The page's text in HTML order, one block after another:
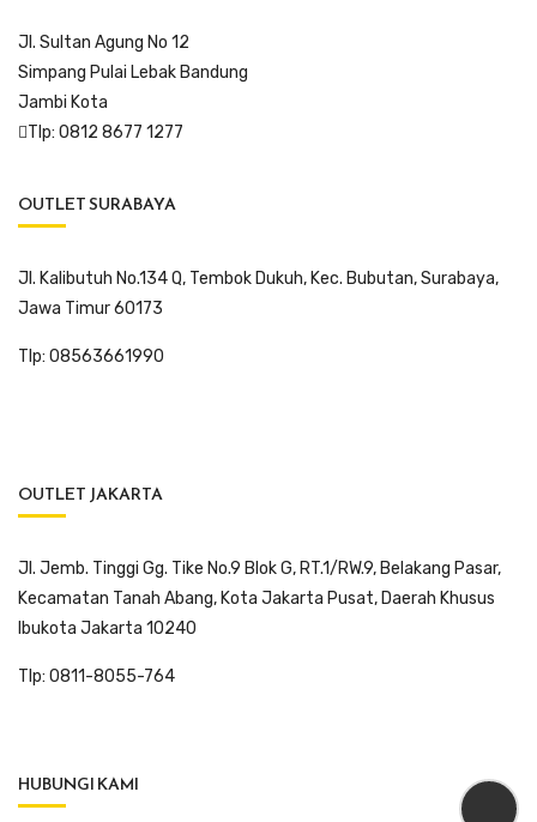
Jl. Sultan Agung No 12
Simpang Pulai Lebak Bandung
Jambi Kota
Tlp: 0812 8677 1277
OUTLET SURABAYA
Jl. Kalibutuh No.134 Q, Tembok Dukuh, Kec. Bubutan, Surabaya,
Jawa Timur 60173
Tlp: 08563661990
OUTLET JAKARTA
Jl. Jemb. Tinggi Gg. Tike No.9 Blok G, RT.1/RW.9, Belakang Pasar,
Kecamatan Tanah Abang, Kota Jakarta Pusat, Daerah Khusus
Ibukota Jakarta 10240
Tlp: 0811-8055-764
HUBUNGI KAMI